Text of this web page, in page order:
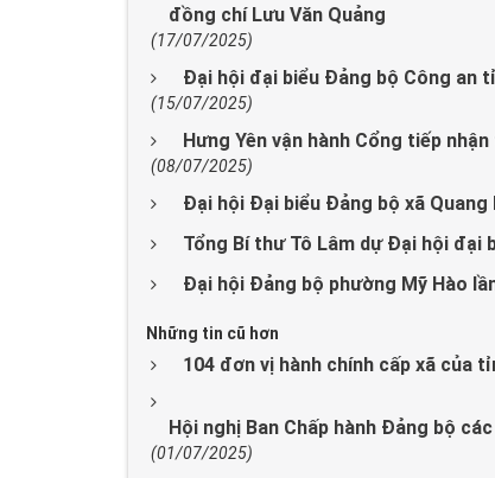
đồng chí Lưu Văn Quảng
(17/07/2025)
Đại hội đại biểu Đảng bộ Công an
(15/07/2025)
Hưng Yên vận hành Cổng tiếp
(08/07/2025)
Đại hội Đại biểu Đảng bộ xã Quang
Tổng Bí thư Tô Lâm dự Đại hội đại
Đại hội Đảng bộ phường Mỹ Hào
Những tin cũ hơn
104 đơn vị hành chính cấp xã của
Hội nghị Ban Chấp hành Đảng bộ
(01/07/2025)